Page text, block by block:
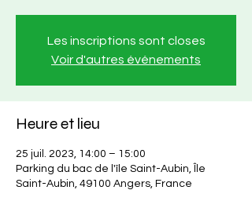
Les inscriptions sont closes
Voir d'autres événements
Heure et lieu
25 juil. 2023, 14:00 – 15:00
Parking du bac de l'île Saint-Aubin, Île
Saint-Aubin, 49100 Angers, France